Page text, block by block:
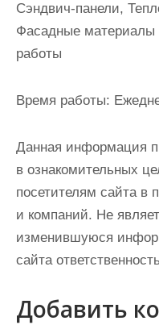
Сэндвич-панели,
Фасадные материалы
работы
Время работы:
Данная информация
в ознакомительных
посетителям сайта в
и компаний. Не
изменившуюся
сайта
Добавить